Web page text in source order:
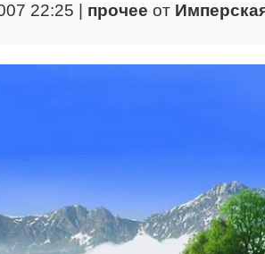
22:25 | прочее от